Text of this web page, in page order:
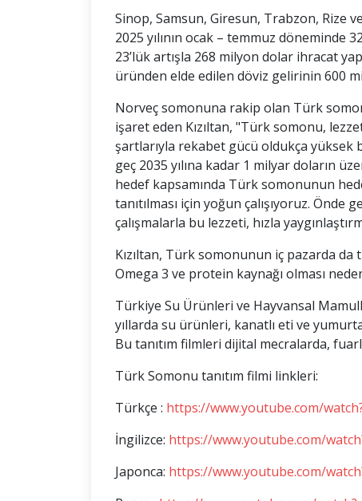
Sinop, Samsun, Giresun, Trabzon, Rize
2025 yılının ocak – temmuz
23’lük artışla 268 milyon dolar ihracat
üründen elde edilen döviz gelirinin 600
Norveç somonuna rakip olan Türk
işaret eden Kızıltan, "Türk somonu,
şartlarıyla rekabet gücü oldukça yüksek
geç 2035 yılına kadar 1 milyar doların
hedef kapsamında Türk somonunun
tanıtılması için yoğun çalışıyoruz. Önde
çalışmalarla bu lezzeti, hızla
Kızıltan, Türk somonunun iç pazarda da
Omega 3 ve protein kaynağı olması
Türkiye Su Ürünleri ve Hayvansal
yıllarda su ürünleri, kanatlı eti ve
Bu tanıtım filmleri dijital mecralarda,
Türk Somonu tanıtım filmi linkleri:
Türkçe : https://www.youtube.com/
İngilizce: https://www.youtube.com/
Japonca: https://www.youtube.com/